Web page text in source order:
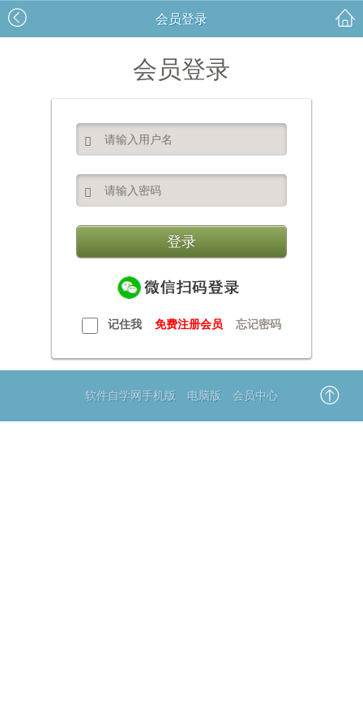
会员登录
会员登录


记住我 免费注册会员 忘记密码
软件自学网手机版 电脑版 会员中心